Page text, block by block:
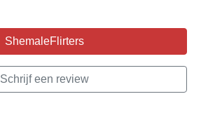
ShemaleFlirters
Schrijf een review